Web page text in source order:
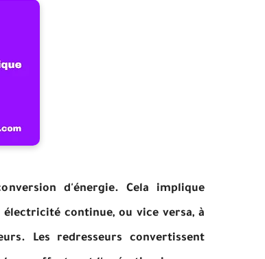
d'énergie. Cela implique
continue, ou vice versa, à
Les redresseurs convertissent